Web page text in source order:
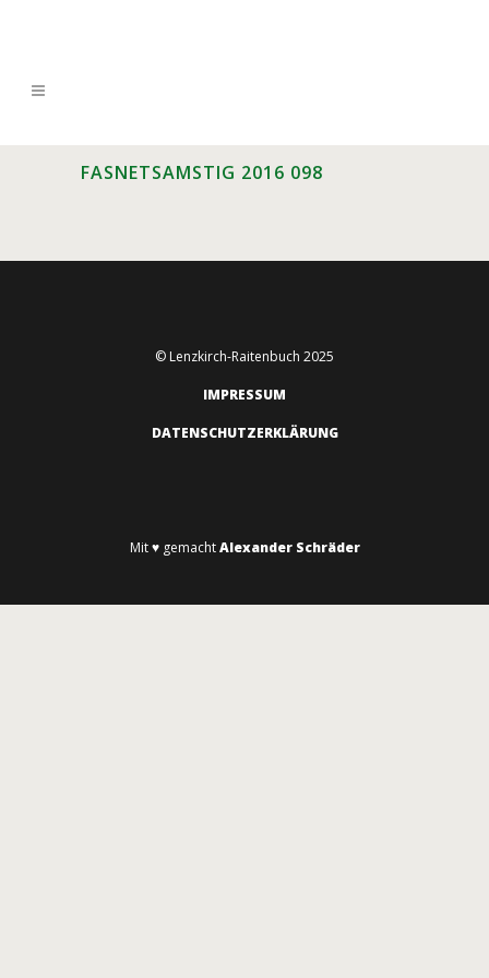
FASNETSAMSTIG 2016 098
© Lenzkirch-Raitenbuch 2025
IMPRESSUM
DATENSCHUTZERKLÄRUNG
Mit ♥ gemachtAlexander Schräder